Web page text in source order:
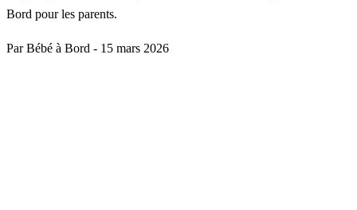
Bord pour les parents.
Par Bébé à Bord - 15 mars 2026